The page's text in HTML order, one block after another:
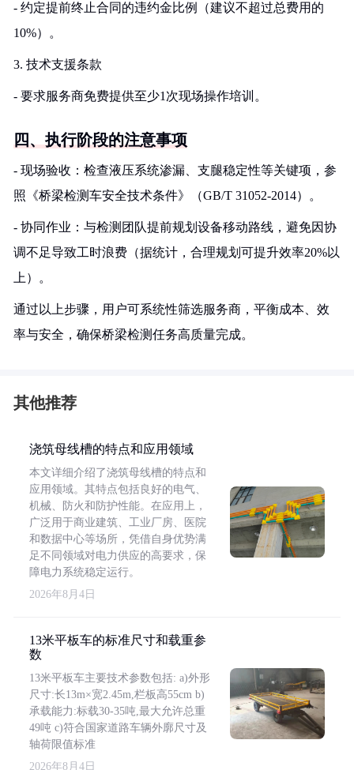
- 约定提前终止合同的违约金比例（建议不超过总费用的
10%）。
3. 技术支援条款
- 要求服务商免费提供至少1次现场操作培训。
四、执行阶段的注意事项
- 现场验收：检查液压系统渗漏、支腿稳定性等关键项，参
照《桥梁检测车安全技术条件》（GB/T 31052-2014）。
- 协同作业：与检测团队提前规划设备移动路线，避免因协
调不足导致工时浪费（据统计，合理规划可提升效率20%以
上）。
通过以上步骤，用户可系统性筛选服务商，平衡成本、效
率与安全，确保桥梁检测任务高质量完成。
其他推荐
浇筑母线槽的特点和应用领域
本文详细介绍了浇筑母线槽的特点和
应用领域。其特点包括良好的电气、
机械、防火和防护性能。在应用上，
广泛用于商业建筑、工业厂房、医院
和数据中心等场所，凭借自身优势满
足不同领域对电力供应的高要求，保
障电力系统稳定运行。
2026年8月4日
13米平板车的标准尺寸和载重参
数
13米平板车主要技术参数包括: a)外形
尺寸:长13m×宽2.45m,栏板高55cm b)
承载能力:标载30-35吨,最大允许总重
49吨 c)符合国家道路车辆外廓尺寸及
轴荷限值标准
2026年8月4日